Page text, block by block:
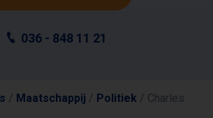
036 - 848 11 21
/ Maatschappij / Politiek / Charles